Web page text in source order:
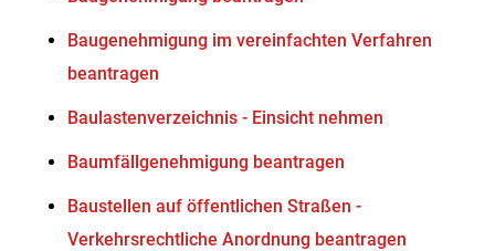
Baugenehmigung im vereinfachten Verfahren
beantragen
Baulastenverzeichnis - Einsicht nehmen
Baumfällgenehmigung beantragen
Baustellen auf öffentlichen Straßen -
Verkehrsrechtliche Anordnung beantragen